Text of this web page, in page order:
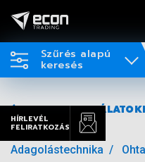
Szűrés alapú
keresés
HÍRLEVÉL
FELIRATKOZÁS
VISSZA A
Adagolástechnika